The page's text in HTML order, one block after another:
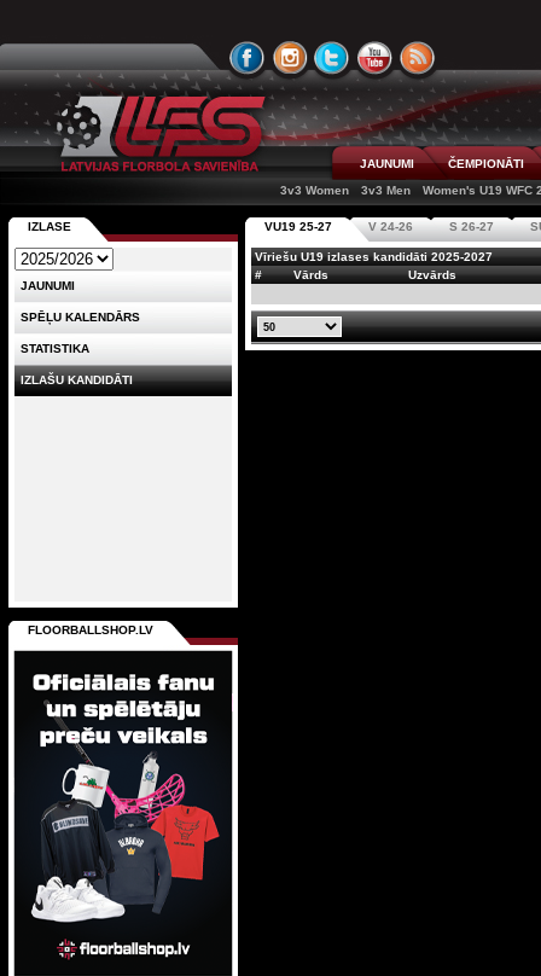
JAUNUMI
ČEMPIONĀTI
3v3 Women
3v3 Men Women's U19 WFC
VU19 25-27 V 24-26 S 26-27
Vīriešu U19 izlases kandidāti 2025-2027
#
Vārds Uzvārds
IZLASE
JAUNUMI
SPĒĻU KALENDĀRS
STATISTIKA
IZLAŠU KANDIDĀTI
FLOORBALLSHOP.LV